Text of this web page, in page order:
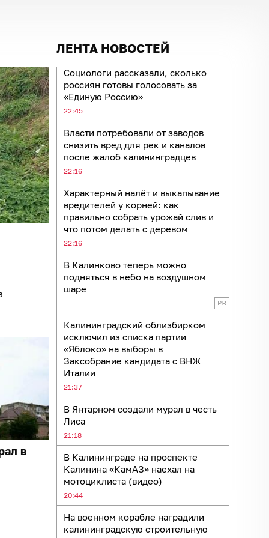
ЛЕНТА НОВОСТЕЙ
Социологи рассказали, сколько
россиян готовы голосовать за
«Единую Россию»
22:45
Власти потребовали от заводов
снизить вред для рек и каналов
после жалоб калининградцев
22:16
Характерный налёт и выкапывание
вредителей у корней: как
правильно собрать урожай слив и
что потом делать с деревом
22:16
В Калинково теперь можно
подняться в небо на воздушном
шаре
Калининградский облизбирком
исключил из списка партии
«Яблоко» на выборы в
Заксобрание кандидата с ВНЖ
Италии
21:37
В Янтарном создали мурал в честь
Лиса
21:18
В Калининграде на проспекте
Калинина «КамАЗ» наехал на
мотоциклиста (видео)
20:44
На военном корабле наградили
калининградскую строительную
в